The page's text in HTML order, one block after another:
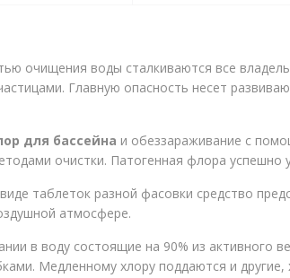
очищения воды сталкиваются все
Главную опасность несет
для бассейна и обеззараживание с
очистки. Патогенная флора успешно
таблеток разной фасовки средство
атмосфере.
в воду состоящие на 90% из активного
Медленному хлору поддаются и